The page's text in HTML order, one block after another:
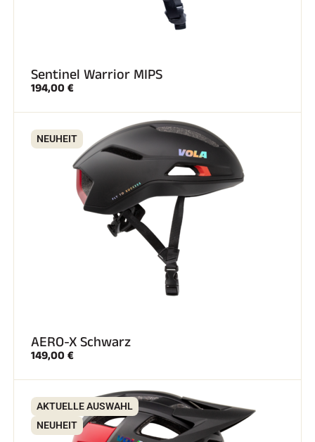
Sentinel Warrior MIPS
194,00 €
NEUHEIT
AERO-X Schwarz
149,00 €
AKTUELLE AUSWAHL
NEUHEIT